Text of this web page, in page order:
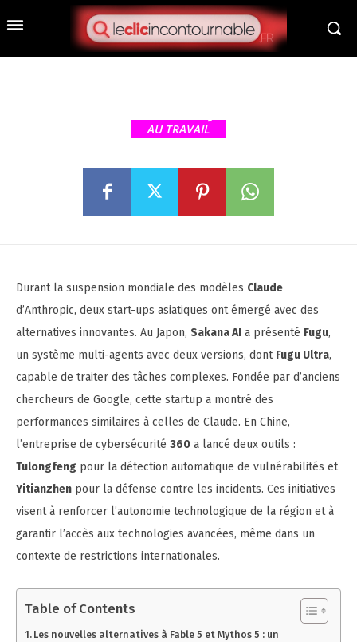
Startups IA en Asie : des
alternatives à Claude se
AU TRAVAIL
Durant la suspension mondiale des modèles Claude
d’Anthropic, deux start-ups asiatiques ont émergé avec des
alternatives innovantes. Au Japon, Sakana AI a présenté Fugu,
un système multi-agents avec deux versions, dont Fugu Ultra,
capable de traiter des tâches complexes. Fondée par d’anciens
chercheurs de Google, cette startup a montré des
performances similaires à celles de Claude. En Chine,
l’entreprise de cybersécurité 360 a lancé deux outils :
Tulongfeng pour la détection automatique de vulnérabilités et
Yitianzhen pour la défense contre les incidents. Ces initiatives
visent à renforcer l’autonomie technologique de la région et à
garantir l’accès aux technologies avancées, même dans un
contexte de restrictions internationales.
Table of Contents
Les nouvelles alternatives à Fable 5 et Mythos 5 : un